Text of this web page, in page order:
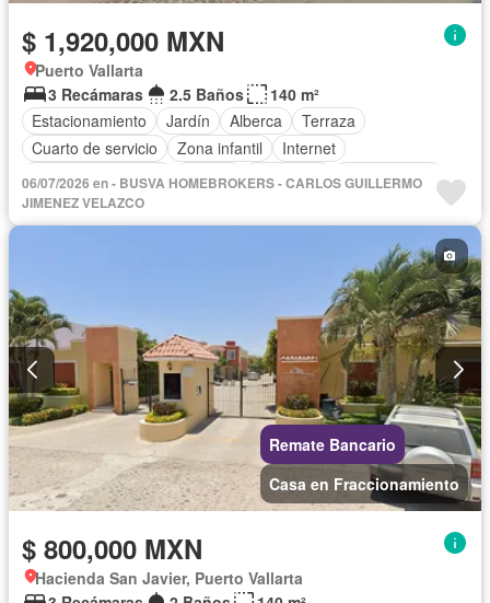
$ 1,920,000 MXN
Puerto Vallarta
3 Recámaras
2.5 Baños
140 m²
Estacionamiento
Jardín Alberca
Terraza
Cuarto de servicio
Zona infantil
Internet
Aire acondicionado
Asador Despacho Sin amueblar
06/07/2026 en - BUSVA HOMEBROKERS - CARLOS GUILLERMO
JIMENEZ VELAZCO
Remate Bancario
Casa en Fraccionamiento
$ 800,000 MXN
Hacienda San Javier, Puerto Vallarta